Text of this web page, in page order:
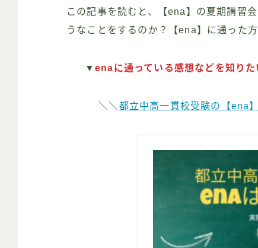
この記事を読むと、【ena】の夏期講習
うなことをするのか？【ena】に通った
▼enaに通っている感想などを知り
＼＼ 都立中高一貫校受験の【ena